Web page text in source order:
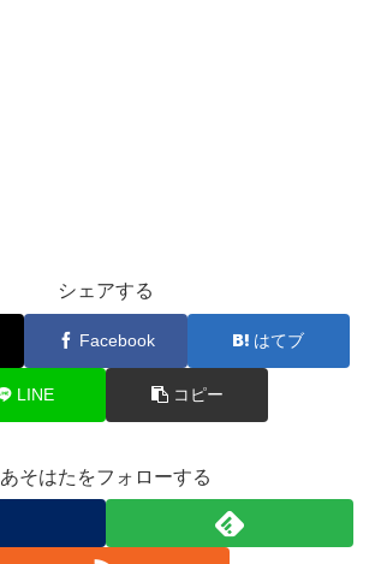
シェアする
Facebook はてブ
LINE コピー
あそはたをフォローする